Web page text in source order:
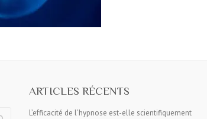
ARTICLES RÉCENTS
L’efficacité de l’hypnose est-elle scientifiquement